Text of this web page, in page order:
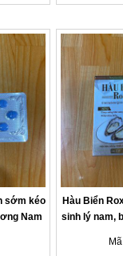
sớm kéo
Nam
Hàu Biển
sinh lý nam,